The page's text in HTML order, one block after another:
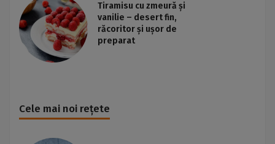
Tiramisu cu zmeură și
vanilie – desert fin,
răcoritor și ușor de
preparat
Cele mai noi rețete